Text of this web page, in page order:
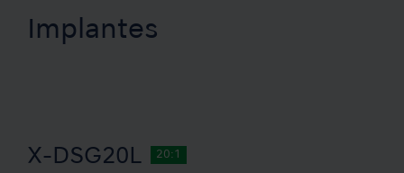
Implantes
X-DSG20L 20:1